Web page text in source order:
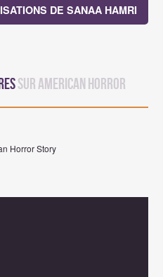
DE SANAA HAMRI
sur American Horror
Horror Story